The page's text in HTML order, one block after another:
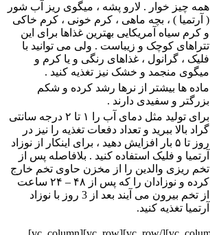
همه چیز خوار . لارو پشه ، میگوی ریز آب شور
( آرتمیا ) ، بچه ماهی ، کرم خونی ، کرم خاکی
و کرم سیاه آمریکایی بهترین غذاها برای این
تتراهای کوچک و زیباست . ولی می توانید با
فلیک ، گرانول ، غذاهای رنگی و یا کرم و
میگوی منجمد و خشک نیز تغذیه کنید .
ماده ها بیشتر از نرها رشد کرده و شکم
بزرگتر و سفیدی دارند .
برای تولید مثل دمای آب را ۱ تا ۲ درجه سانتی
گراد بالا ببرید و تعداد دفعات تغذیه را نیز در
روز تا ۵ بار افزایش دهید ، برای اینکار از نوزاد
آرتمیا و فلیک استفاده کنید . بلافاصله پس از
تخم ریزی والدین را از مخزن حاوی تخم خارج
کرده و نوزادان را که پس از ۴۸ – ۲۴ ساعت
از تخم بیرون می آیند بعد از 3 روز با نوزاد
آرتمیا تغذیه کنید.